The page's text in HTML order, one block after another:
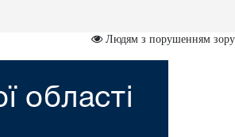
Людям з порушенням зору
області